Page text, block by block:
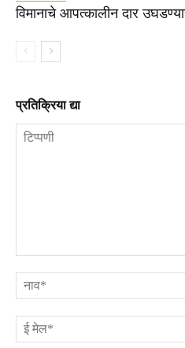
विमानाचे आपत्कालीन दार
प्रतिक्रिया द्या